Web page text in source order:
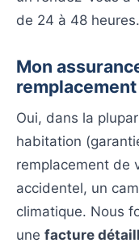
de 24 à 48 heures.
Mon
Oui, dans la
habitation
remplacement de
accidentel, un
climatique. Nous
une facture